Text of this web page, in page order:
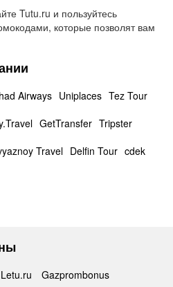
Tutu.ru и пользуйтесь
которые позволят вам
Airways Uniplaces Tez Tour
GetTransfer Tripster
Travel Delfin Tour cdek
Letu.ru Gazprombonus